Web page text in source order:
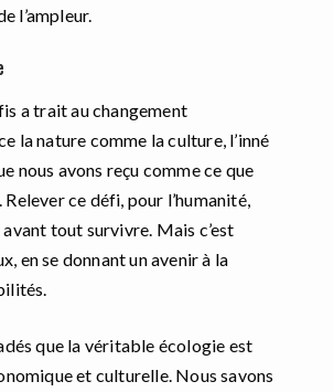
l’ampleur.
a trait au changement
la nature comme la culture, l’inné
nous avons reçu comme ce que
ce défi, pour l’humanité,
avant tout survivre. Mais c’est
en se donnant un avenir à la
que la véritable écologie est
et culturelle. Nous savons